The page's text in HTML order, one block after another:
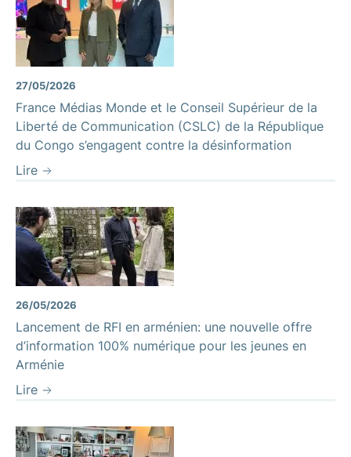
27/05/2026
France Médias Monde et le Conseil Supérieur de la
Liberté de Communication (CSLC) de la République
du Congo s’engagent contre la désinformation
Lire
26/05/2026
Lancement de RFI en arménien: une nouvelle offre
d’information 100% numérique pour les jeunes en
Arménie
Lire